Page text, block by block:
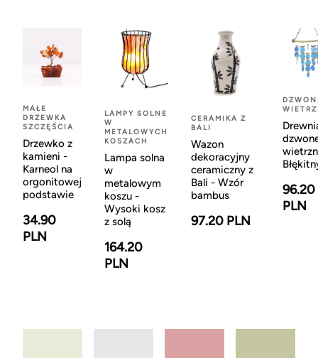
MAŁE
DRZEWKA
SZCZĘŚCIA
Drzewko z
kamieni -
Karneol na
orgonitowej
podstawie
34.90
PLN
LAMPY SOLNE
W
METALOWYCH
KOSZACH
Lampa solna
w
metalowym
koszu -
Wysoki kosz
z solą
164.20
PLN
CERAMIKA Z
BALI
Wazon
dekoracyjny
ceramiczny z
Bali - Wzór
bambus
97.20 PLN
96.20
PLN